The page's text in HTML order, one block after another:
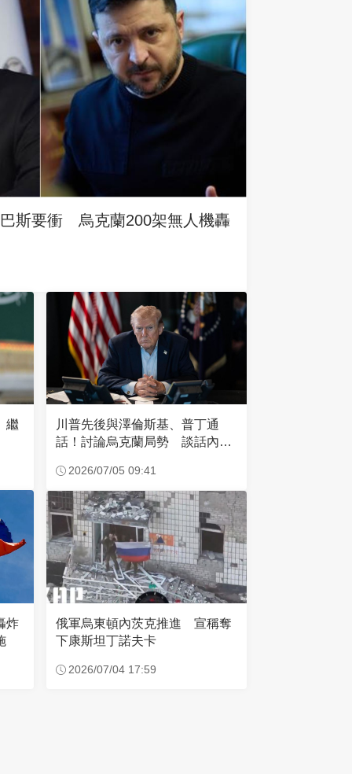
斯要衝 烏克蘭200架無人機轟
繼
川普先後與澤倫斯基、普丁通
話！討論烏克蘭局勢 談話內容
2026/07/05 09:41
炸
俄軍烏東頓內茨克推進 宣稱奪
下康斯坦丁諾夫卡
2026/07/04 17:59